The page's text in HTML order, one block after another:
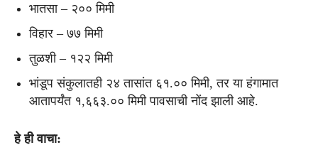
भातसा – २०० मिमी
विहार – ७७ मिमी
तुळशी – १२२ मिमी
भांडूप संकुलातही २४ तासांत ६१.०० मिमी, तर या हंगामात
आतापर्यंत १,६६३.०० मिमी पावसाची नोंद झाली आहे.
हे ही वाचा: